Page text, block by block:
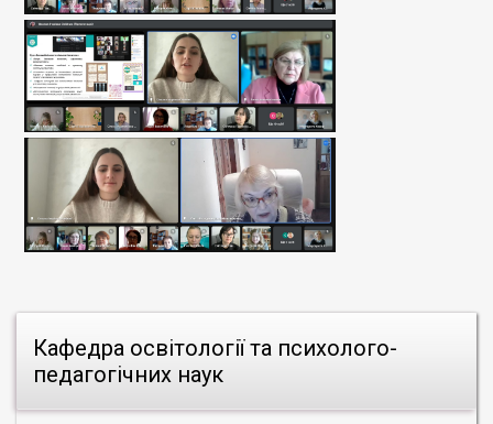
Кафедра освітології та психолого-
педагогічних наук